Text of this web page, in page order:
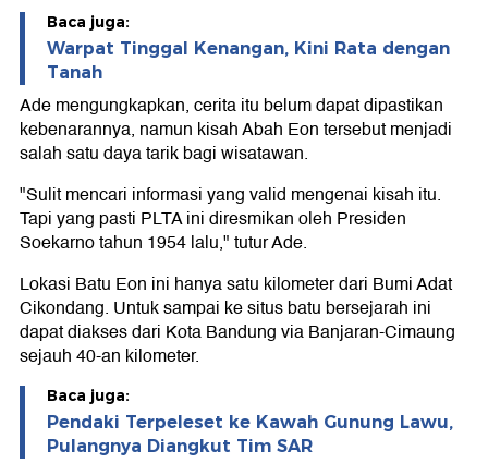
Baca juga:
Warpat Tinggal Kenangan, Kini Rata dengan
Tanah
Ade mengungkapkan, cerita itu belum dapat dipastikan
kebenarannya, namun kisah Abah Eon tersebut menjadi
salah satu daya tarik bagi wisatawan.
"Sulit mencari informasi yang valid mengenai kisah itu.
Tapi yang pasti PLTA ini diresmikan oleh Presiden
Soekarno tahun 1954 lalu," tutur Ade.
Lokasi Batu Eon ini hanya satu kilometer dari Bumi Adat
Cikondang. Untuk sampai ke situs batu bersejarah ini
dapat diakses dari Kota Bandung via Banjaran-Cimaung
sejauh 40-an kilometer.
Baca juga:
Pendaki Terpeleset ke Kawah Gunung Lawu,
Pulangnya Diangkut Tim SAR